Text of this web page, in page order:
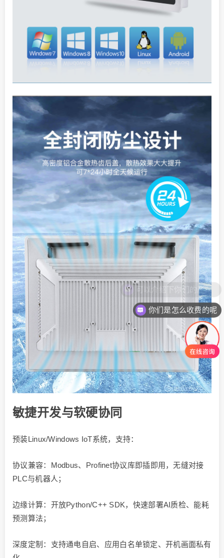
敏捷开发与软硬协同
预装Linux/Windows IoT系统，支持：
协议兼容：Modbus、Profinet协议库即插即用，无缝对接
PLC与机器人；
边缘计算：开放Python/C++ SDK，快速部署AI质检、能耗
预测算法；
深度定制：支持通电自启、应用白名单锁定、开机画面私有
你们是怎么收费的呢